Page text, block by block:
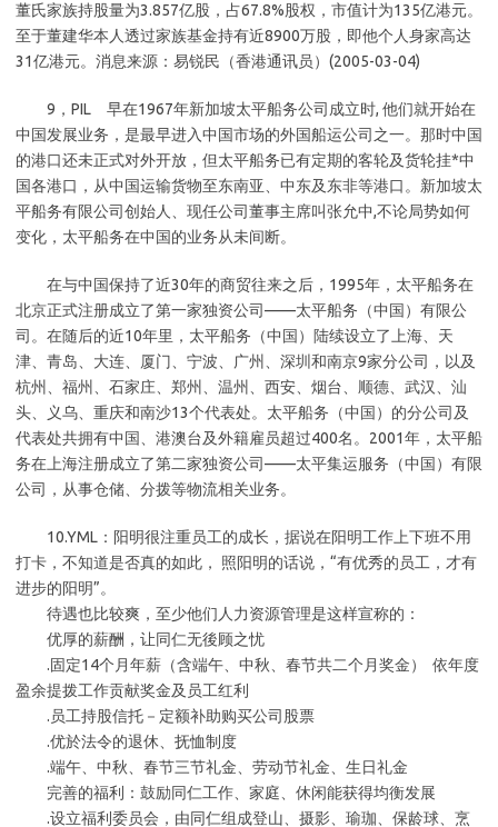
董氏家族持股量为3.857亿股，占67.8%股权，市值计为135亿港元。
至于董建华本人透过家族基金持有近8900万股，即他个人身家高达
31亿港元。消息来源：易锐民（香港通讯员）(2005-03-04)
9，PIL 早在1967年新加坡太平船务公司成立时, 他们就开始在
中国发展业务，是最早进入中国市场的外国船运公司之一。那时中国
的港口还未正式对外开放，但太平船务已有定期的客轮及货轮挂*中
国各港口，从中国运输货物至东南亚、中东及东非等港口。新加坡太
平船务有限公司创始人、现任公司董事主席叫张允中,不论局势如何
变化，太平船务在中国的业务从未间断。
在与中国保持了近30年的商贸往来之后，1995年，太平船务在
北京正式注册成立了第一家独资公司——太平船务（中国）有限公
司。在随后的近10年里，太平船务（中国）陆续设立了上海、天
津、青岛、大连、厦门、宁波、广州、深圳和南京9家分公司，以及
杭州、福州、石家庄、郑州、温州、西安、烟台、顺德、武汉、汕
头、义乌、重庆和南沙13个代表处。太平船务（中国）的分公司及
代表处共拥有中国、港澳台及外籍雇员超过400名。2001年，太平船
务在上海注册成立了第二家独资公司——太平集运服务（中国）有限
公司，从事仓储、分拨等物流相关业务。
10.YML：阳明很注重员工的成长，据说在阳明工作上下班不用
打卡，不知道是否真的如此， 照阳明的话说，“有优秀的员工，才有
进步的阳明”。
待遇也比较爽，至少他们人力资源管理是这样宣称的：
优厚的薪酬，让同仁无後顾之忧
.固定14个月年薪（含端午、中秋、春节共二个月奖金） 依年度
盈余提拨工作贡献奖金及员工红利
.员工持股信托－定额补助购买公司股票
.优於法令的退休、抚恤制度
.端午、中秋、春节三节礼金、劳动节礼金、生日礼金
完善的福利：鼓励同仁工作、家庭、休闲能获得均衡发展
.设立福利委员会，由同仁组成登山、摄影、瑜珈、保龄球、烹